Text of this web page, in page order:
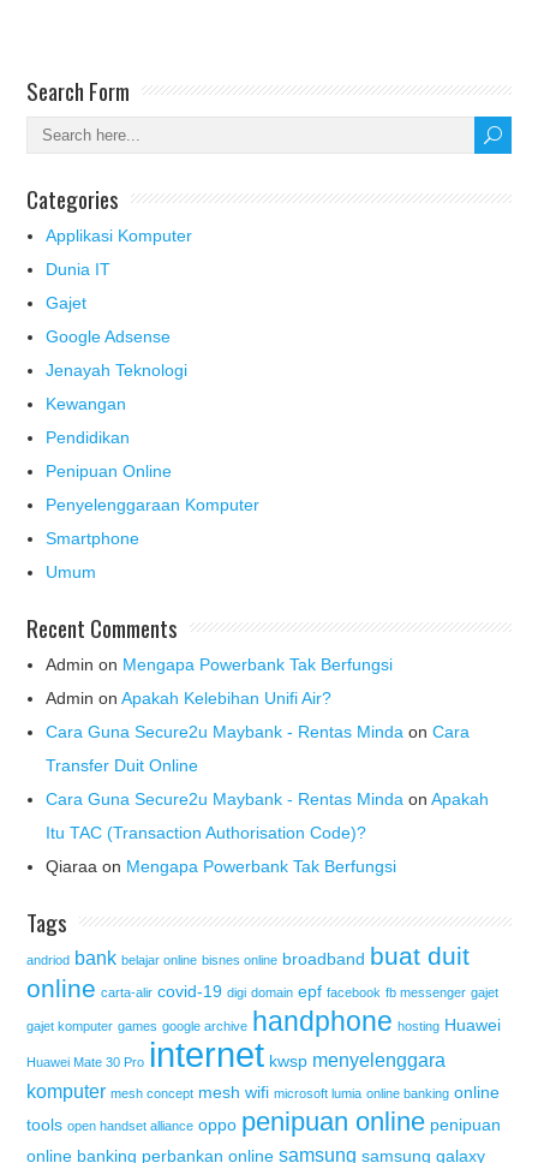
Search Form
Categories
Applikasi Komputer
Dunia IT
Gajet
Google Adsense
Jenayah Teknologi
Kewangan
Pendidikan
Penipuan Online
Penyelenggaraan Komputer
Smartphone
Umum
Recent Comments
Admin on Mengapa Powerbank Tak Berfungsi
Admin onApakah Kelebihan Unifi Air?
Cara Guna Secure2u Maybank - Rentas Minda onCara
Transfer Duit Online
Cara Guna Secure2u Maybank - Rentas Minda onApakah
Itu TAC (Transaction Authorisation Code)?
Qiaraa on Mengapa Powerbank Tak Berfungsi
Tags
andriod bank belajar online bisnes online broadband buat duit
online carta-alir covid-19 digi domain epf facebook fb messenger gajet
gajet komputer games google archive handphone hosting Huawei
Huawei Mate 30 Pro internet kwsp menyelenggara
komputer mesh concept mesh wifi microsoft lumia online banking online
tools open handset alliance oppo penipuan online penipuan
online banking perbankan online samsung samsung galaxy